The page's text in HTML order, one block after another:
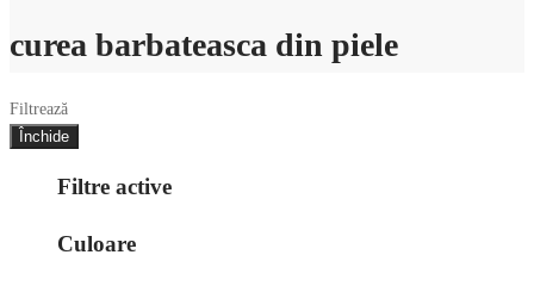
curea barbateasca din piele
Filtrează
Închide
Filtre active
Culoare